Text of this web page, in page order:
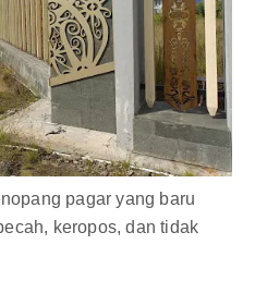
pagar yang baru
keropos, dan tidak